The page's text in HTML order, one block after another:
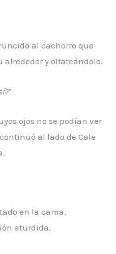
al cachorro que
alrededor y olfateándolo.
ojos no se podían ver
al lado de Cale
en la cama,
aturdida.